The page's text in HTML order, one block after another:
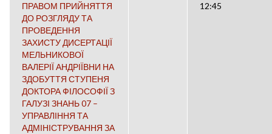
ПРАВОМ ПРИЙНЯТТЯ
ДО РОЗГЛЯДУ ТА
ПРОВЕДЕННЯ
ЗАХИСТУ ДИСЕРТАЦІЇ
МЕЛЬНИКОВОЇ
ВАЛЕРІЇ АНДРІЇВНИ НА
ЗДОБУТТЯ СТУПЕНЯ
ДОКТОРА ФІЛОСОФІЇ З
ГАЛУЗІ ЗНАНЬ 07 –
УПРАВЛІННЯ ТА
АДМІНІСТРУВАННЯ ЗА
12:45